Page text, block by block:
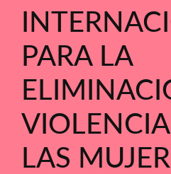
PARA LA
LAS